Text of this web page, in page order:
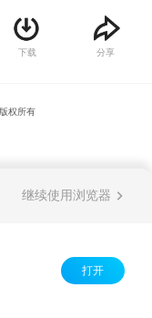
觉得肩上的担子沉甸甸
下载 分享
权所有
继续使用浏览器
打开